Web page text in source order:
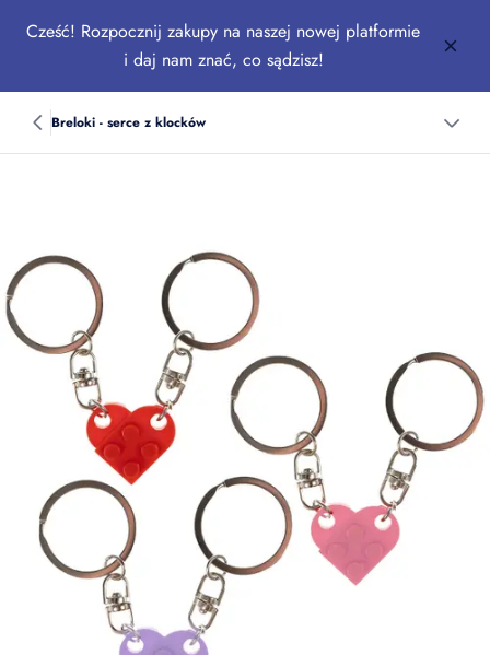
Cześć! Rozpocznij zakupy na naszej nowej platformie
i daj nam znać, co sądzisz!
Breloki - serce z klocków